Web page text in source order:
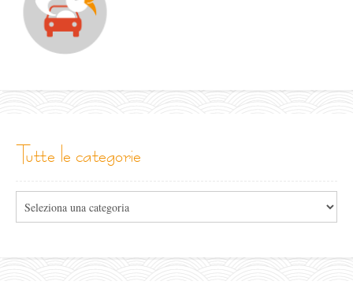
tutte le categorie